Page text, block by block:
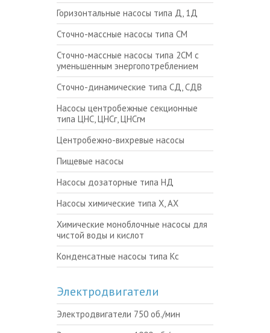
Горизонтальные насосы типа Д, 1Д
Сточно-массные насосы типа СМ
Сточно-массные насосы типа 2СМ с
уменьшенным энергопотреблением
Сточно-динамические типа СД, СДВ
Насосы центробежные секционные
типа ЦНС, ЦНСг, ЦНСгм
Центробежно-вихревые насосы
Пищевые насосы
Насосы дозаторные типа НД
Насосы химические типа Х, АХ
Химические моноблочные насосы для
чистой воды и кислот
Конденсатные насосы типа Кс
Электродвигатели
Электродвигатели 750 об./мин